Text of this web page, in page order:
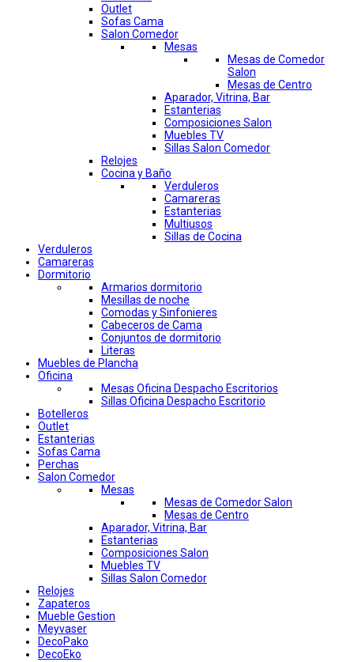
Outlet
Sofas Cama
Salon Comedor
Mesas
Mesas de Comedor
Salon
Mesas de Centro
Aparador, Vitrina, Bar
Estanterias
Composiciones Salon
Muebles TV
Sillas Salon Comedor
Relojes
Cocina y Baño
Verduleros
Camareras
Estanterias
Multiusos
Sillas de Cocina
Verduleros
Camareras
Dormitorio
Armarios dormitorio
Mesillas de noche
Comodas y Sinfonieres
Cabeceros de Cama
Conjuntos de dormitorio
Literas
Muebles de Plancha
Oficina
Mesas Oficina Despacho Escritorios
Sillas Oficina Despacho Escritorio
Botelleros
Outlet
Estanterias
Sofas Cama
Perchas
Salon Comedor
Mesas
Mesas de Comedor Salon
Mesas de Centro
Aparador, Vitrina, Bar
Estanterias
Composiciones Salon
Muebles TV
Sillas Salon Comedor
Relojes
Zapateros
Mueble Gestion
Meyvaser
DecoPako
DecoEko